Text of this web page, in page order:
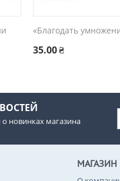
«Благодать
35.00₴
новинках магазина
МАГАЗИН